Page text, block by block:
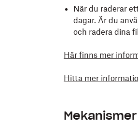
När du raderar
dagar. Är du
och radera dina
Här finns mer
Hitta mer